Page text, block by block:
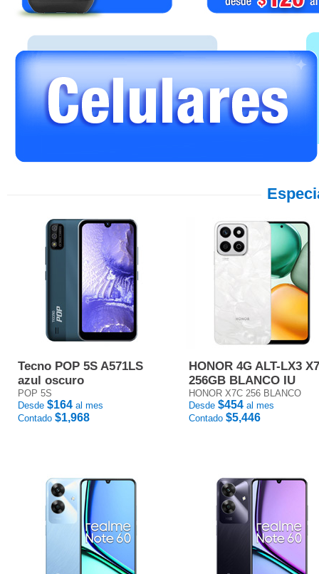
Tecno POP 5S A571LS
azul oscuro
POP 5S
Desde $164 al mes
Contado $1,968
HONOR 4G ALT-LX3
256GB BLANCO IU
HONOR X7C 256 BLANCO
Desde $454 al mes
Contado $5,446